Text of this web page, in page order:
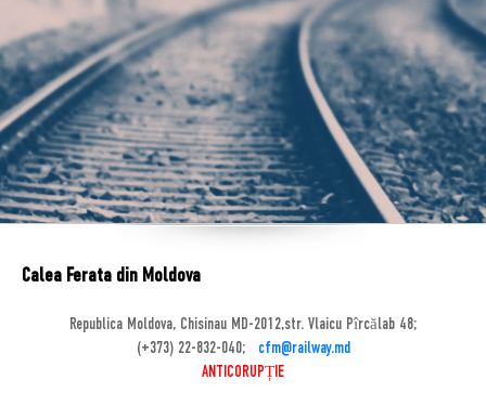
Calea Ferata din Moldova
Republica Moldova, Chisinau MD-2012,str. Vlaicu Pîrcălab 48;
(+373) 22-832-040;
cfm@railway.md
ANTICORUPȚIE